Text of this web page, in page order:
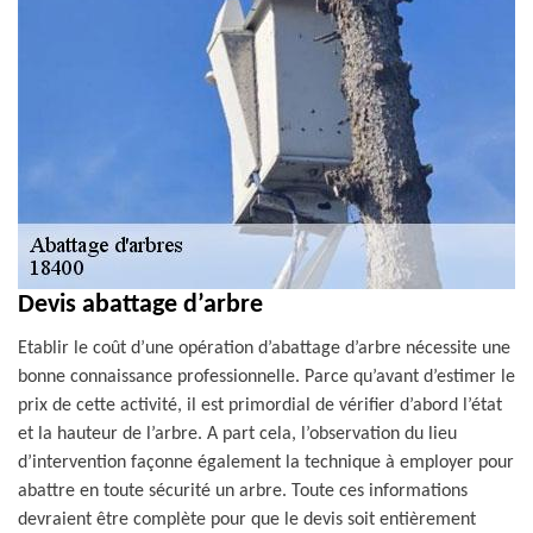
Devis abattage d’arbre
Etablir le coût d’une opération d’abattage d’arbre nécessite une
bonne connaissance professionnelle. Parce qu’avant d’estimer le
prix de cette activité, il est primordial de vérifier d’abord l’état
et la hauteur de l’arbre. A part cela, l’observation du lieu
d’intervention façonne également la technique à employer pour
abattre en toute sécurité un arbre. Toute ces informations
devraient être complète pour que le devis soit entièrement